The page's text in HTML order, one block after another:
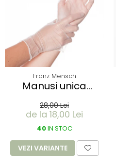
Franz Mensch
Manusi unica
LIGHT - Vinyl clear -
calitate light fara
pudra - marime XL
- 100 buc
28,00 Lei
de la 18,00 Lei
40IN STOC
VEZI VARIANTE